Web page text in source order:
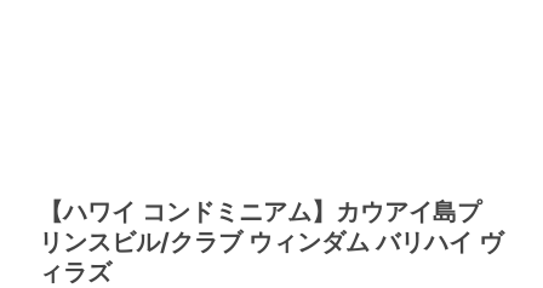
【ハワイ コンドミニアム】カウアイ島プ
リンスビル/クラブ ウィンダム バリハイ ヴ
ィラズ